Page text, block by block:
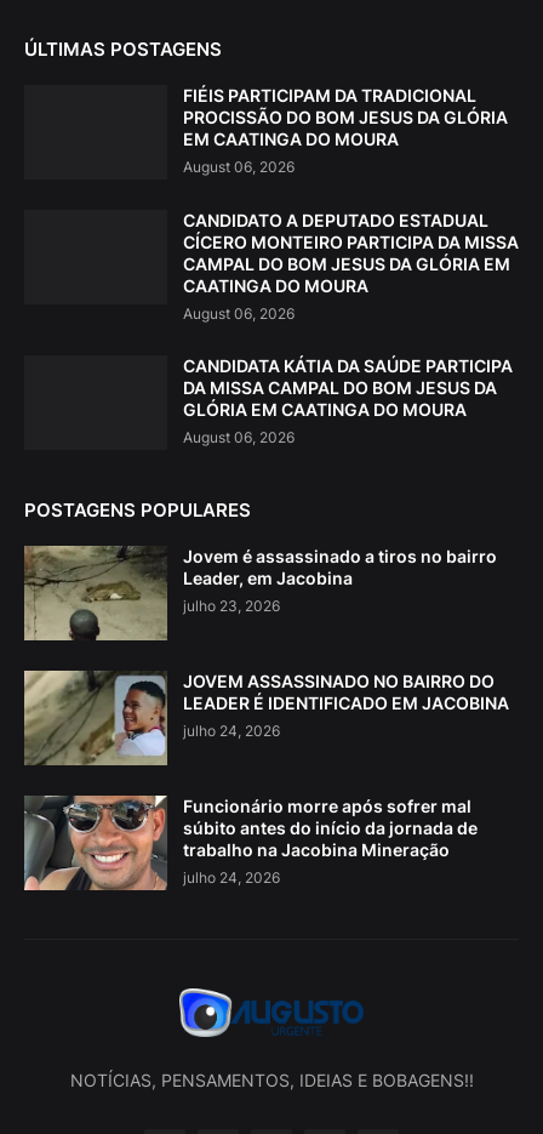
ÚLTIMAS POSTAGENS
FIÉIS PARTICIPAM DA TRADICIONAL
PROCISSÃO DO BOM JESUS DA GLÓRIA
EM CAATINGA DO MOURA
August 06, 2026
CANDIDATO A DEPUTADO ESTADUAL
CÍCERO MONTEIRO PARTICIPA DA MISSA
CAMPAL DO BOM JESUS DA GLÓRIA EM
CAATINGA DO MOURA
August 06, 2026
CANDIDATA KÁTIA DA SAÚDE PARTICIPA
DA MISSA CAMPAL DO BOM JESUS DA
GLÓRIA EM CAATINGA DO MOURA
August 06, 2026
POSTAGENS POPULARES
Jovem é assassinado a tiros no bairro
Leader, em Jacobina
julho 23, 2026
JOVEM ASSASSINADO NO BAIRRO DO
LEADER É IDENTIFICADO EM JACOBINA
julho 24, 2026
Funcionário morre após sofrer mal
súbito antes do início da jornada de
trabalho na Jacobina Mineração
julho 24, 2026
NOTÍCIAS, PENSAMENTOS, IDEIAS E BOBAGENS!!